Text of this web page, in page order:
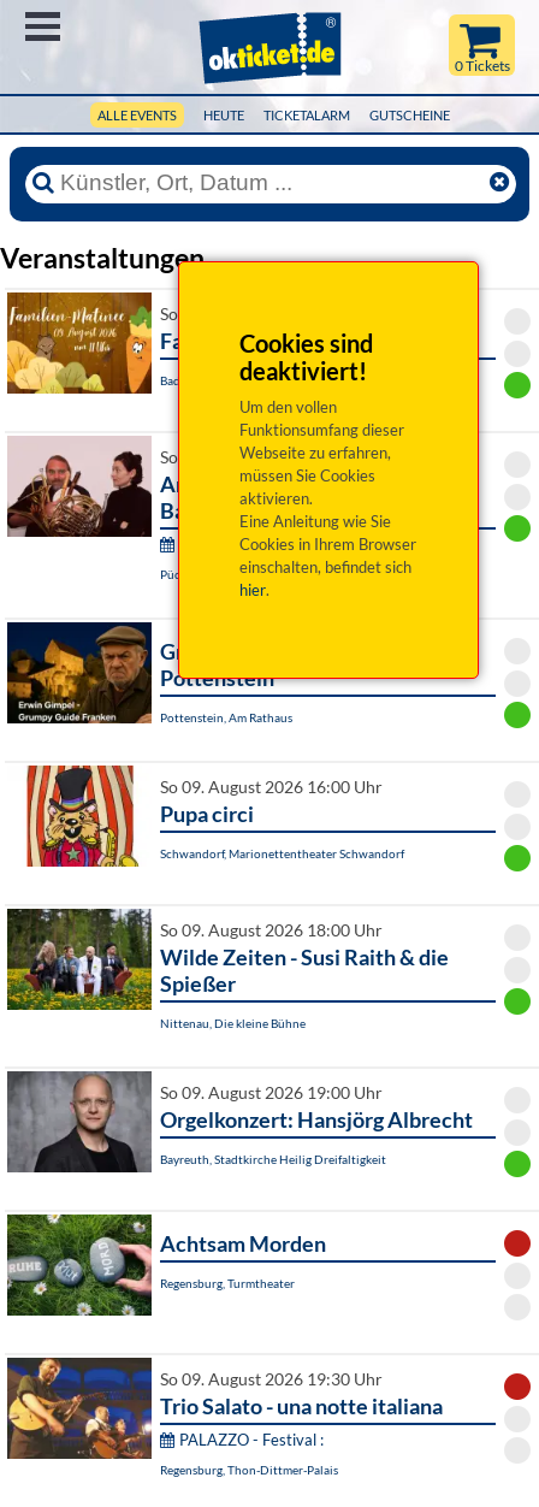
ALLE EVENTS HEUTE TICKETALARM GUTSCHEINE
0 Tickets
Cookies sind
deaktiviert!
Um den vollen
Funktionsumfang dieser
Webseite zu erfahren,
müssen Sie Cookies
aktivieren.
Eine Anleitung wie Sie
Cookies in Ihrem Browser
einschalten, befindet sich
hier.
Veranstaltungen
So 09. August 2026 11:00 Uhr
Familienmatinee
Bad Rodach / OT Heldritt, Waldbühne
So 09. August 2026 16:00 Uhr
Andreas Martin Hofmeir, Tuba &
Barbara Schmelz, Kl
Wurzer Sommerkonzerte:
Püchersreuth / OT Wurz, Historischer Pfarrhof
Grumpy Guide Franken ist in
Pottenstein
Pottenstein, Am Rathaus
So 09. August 2026 16:00 Uhr
Pupa circi
Schwandorf, Marionettentheater Schwandorf
So 09. August 2026 18:00 Uhr
Wilde Zeiten - Susi Raith & die
Spießer
Nittenau, Die kleine Bühne
So 09. August 2026 19:00 Uhr
Orgelkonzert: Hansjörg Albrecht
Bayreuth, Stadtkirche Heilig Dreifaltigkeit
Achtsam Morden
Regensburg, Turmtheater
So 09. August 2026 19:30 Uhr
Trio Salato - una notte italiana
PALAZZO - Festival :
Regensburg, Thon-Dittmer-Palais